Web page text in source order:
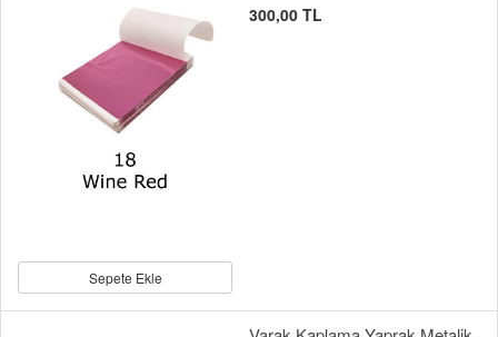
Sepete Ekle
300,00 TL